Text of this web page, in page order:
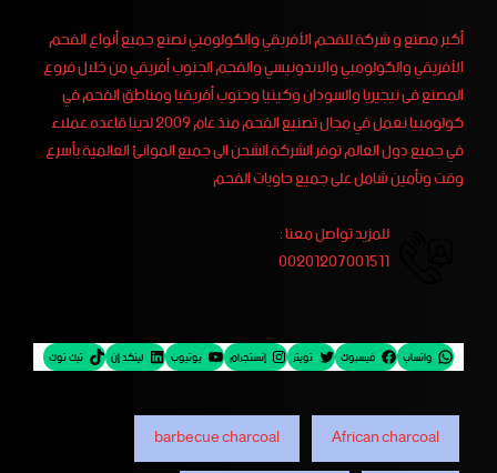
أكبر مصنع و شركة للفحم الأفريقي والكولومبي نصنع جميع أنواع الفحم
الأفريقي والكولومبي والاندونيسي والفحم الجنوب أفريقي من خلال فروع
المصنع فى نيجيريا والسودان وكينيا وجنوب أفريقيا ومناطق الفحم في
كولومبيا نعمل في مجال تصنيع الفحم منذ عام 2009 لدينا قاعده عملاء
في جميع دول العالم توفر الشركة الشحن الى جميع الموانئ العالمية بأسرع
وقت وتأمين شامل على جميع حاويات الفحم
للمزيد تواصل معنا :
00201207001511
واتساب فيسبوك تويتر إنستجرام يوتيوب لينكد إن تيك توك
African charcoal
barbecue charcoal